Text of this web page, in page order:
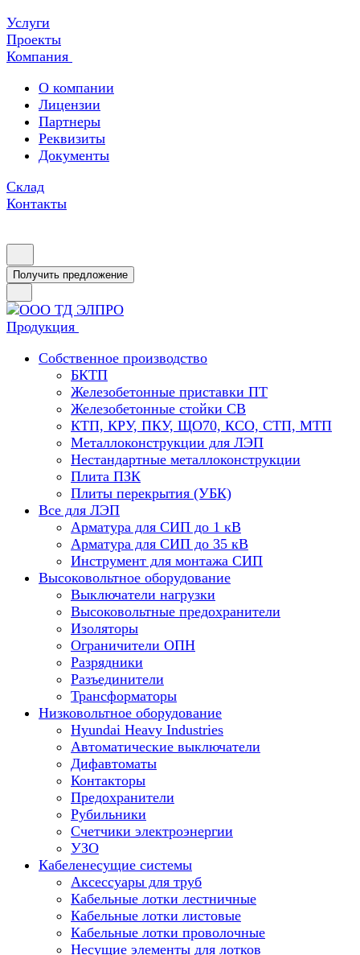
Услуги
Проекты
Компания
О компании
Лицензии
Партнеры
Реквизиты
Документы
Склад
Контакты
Получить предложение
Продукция
Собственное производство
БКТП
Железобетонные приставки ПТ
Железобетонные стойки СВ
КТП, КРУ, ПКУ, ЩО70, КСО, СТП, МТП
Металлоконструкции для ЛЭП
Нестандартные металлоконструкции
Плита ПЗК
Плиты перекрытия (УБК)
Все для ЛЭП
Арматура для СИП до 1 кВ
Арматура для СИП до 35 кВ
Инструмент для монтажа СИП
Высоковольтное оборудование
Выключатели нагрузки
Высоковольтные предохранители
Изоляторы
Ограничители ОПН
Разрядники
Разъединители
Трансформаторы
Низковольтное оборудование
Hyundai Heavy Industries
Автоматические выключатели
Дифавтоматы
Контакторы
Предохранители
Рубильники
Счетчики электроэнергии
УЗО
Кабеленесущие системы
Аксессуары для труб
Кабельные лотки лестничные
Кабельные лотки листовые
Кабельные лотки проволочные
Несущие элементы для лотков